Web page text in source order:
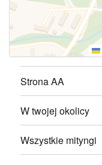
Strona AA
W twojej okolicy
Wszystkie mityngi